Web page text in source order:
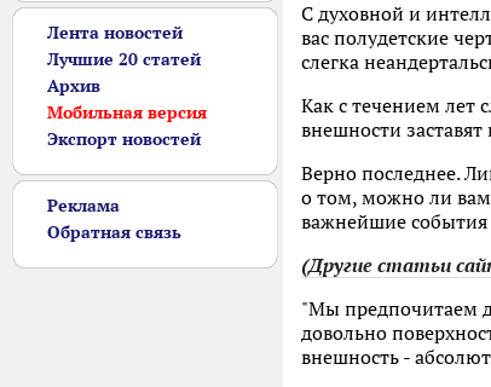
Лента новостей
Лучшие 20 статей
Архив
Мобильная версия
Экспорт новостей
Реклама
Обратная связь
С духовной и
вас полудетские
слегка
Как с течением лет
внешности
Верно последнее.
о том, можно ли вам
важнейшие события
(Другие статьи
"Мы предпочитаем
довольно
внешность -